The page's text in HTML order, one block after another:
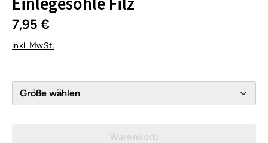
7,95 €
inkl. MwSt.
Größe wählen
Warenkorb